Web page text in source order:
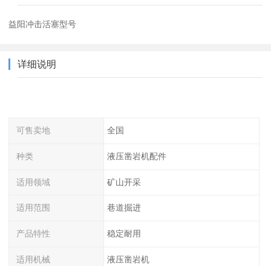
益阳冲击活塞型号
详细说明
可售卖地 全国
种类 液压凿岩机配件
适用领域 矿山开采
适用范围 巷道掘进
产品特性 稳定耐用
适用机械 液压凿岩机